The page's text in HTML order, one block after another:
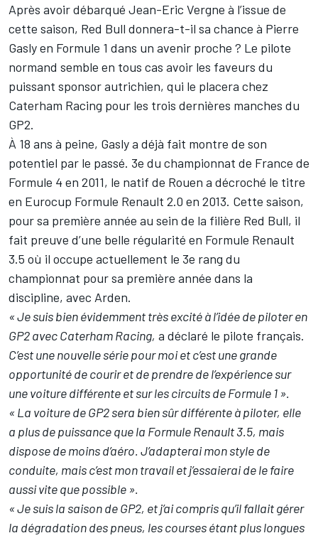
Après avoir débarqué Jean-Eric Vergne à l’issue de
cette saison, Red Bull donnera-t-il sa chance à Pierre
Gasly en Formule 1 dans un avenir proche ? Le pilote
normand semble en tous cas avoir les faveurs du
puissant sponsor autrichien, qui le placera chez
Caterham Racing pour les trois dernières manches du
GP2.
À 18 ans à peine, Gasly a déjà fait montre de son
potentiel par le passé. 3e du championnat de France de
Formule 4 en 2011, le natif de Rouen a décroché le titre
en Eurocup Formule Renault 2.0 en 2013. Cette saison,
pour sa première année au sein de la filière Red Bull, il
fait preuve d’une belle régularité en Formule Renault
3.5 où il occupe actuellement le 3e rang du
championnat pour sa première année dans la
discipline, avec Arden.
« Je suis bien évidemment très excité à l’idée de piloter en
GP2 avec Caterham Racing, a déclaré le pilote français.
C’est une nouvelle série pour moi et c’est une grande
opportunité de courir et de prendre de l’expérience sur
une voiture différente et sur les circuits de Formule 1 ».
« La voiture de GP2 sera bien sûr différente à piloter, elle
a plus de puissance que la Formule Renault 3.5, mais
dispose de moins d’aéro. J’adapterai mon style de
conduite, mais c’est mon travail et j’essaierai de le faire
aussi vite que possible ».
« Je suis la saison de GP2, et j’ai compris qu’il fallait gérer
la dégradation des pneus, les courses étant plus longues